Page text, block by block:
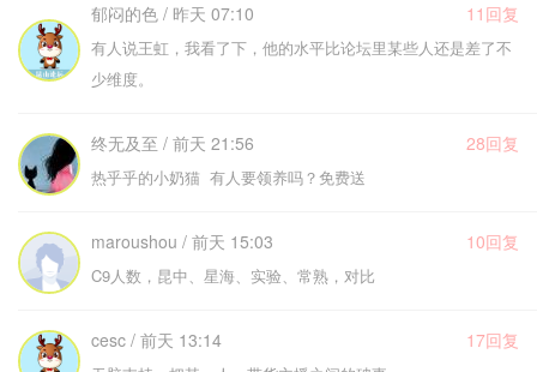
郁闷的色 / 昨天 07:10 11回复
有人说王虹，我看了下，他的水平比论坛里某些人还是差了不
少维度。
终无及至 / 前天 21:56 28回复
热乎乎的小奶猫 有人要领养吗？免费送
maroushou / 前天 15:03 10回复
C9人数，昆中、星海、实验、常熟，对比
cesc / 前天 13:14 17回复